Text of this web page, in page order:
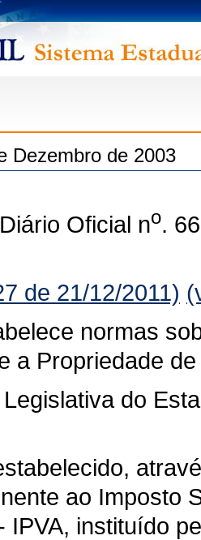
Dezembro de 2003
Oficial no.
de 21/12/2011)
normas
a Propriedade
do
ao Imposto
IPVA, instituído